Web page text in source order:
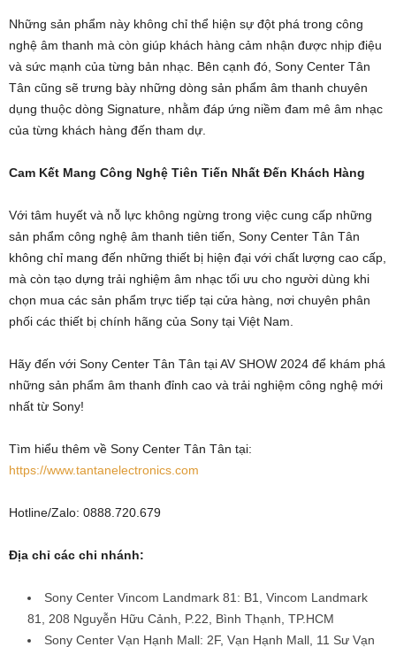
Những sản phẩm này không chỉ thể hiện sự đột phá trong công
nghệ âm thanh mà còn giúp khách hàng cảm nhận được nhịp điệu
và sức mạnh của từng bản nhạc. Bên cạnh đó, Sony Center Tân
Tân cũng sẽ trưng bày những dòng sản phẩm âm thanh chuyên
dụng thuộc dòng Signature, nhằm đáp ứng niềm đam mê âm nhạc
của từng khách hàng đến tham dự.
Cam Kết Mang Công Nghệ Tiên Tiến Nhất Đến Khách Hàng
Với tâm huyết và nỗ lực không ngừng trong việc cung cấp những
sản phẩm công nghệ âm thanh tiên tiến, Sony Center Tân Tân
không chỉ mang đến những thiết bị hiện đại với chất lượng cao cấp,
mà còn tạo dựng trải nghiệm âm nhạc tối ưu cho người dùng khi
chọn mua các sản phẩm trực tiếp tại cửa hàng, nơi chuyên phân
phối các thiết bị chính hãng của Sony tại Việt Nam.
Hãy đến với Sony Center Tân Tân tại AV SHOW 2024 để khám phá
những sản phẩm âm thanh đỉnh cao và trải nghiệm công nghệ mới
nhất từ Sony!
Tìm hiểu thêm về Sony Center Tân Tân tại:
https://www.tantanelectronics.com
Hotline/Zalo: 0888.720.679
Địa chỉ các chi nhánh:
Sony Center Vincom Landmark 81: B1, Vincom Landmark
81, 208 Nguyễn Hữu Cảnh, P.22, Bình Thạnh, TP.HCM
Sony Center Vạn Hạnh Mall: 2F, Vạn Hạnh Mall, 11 Sư Vạn